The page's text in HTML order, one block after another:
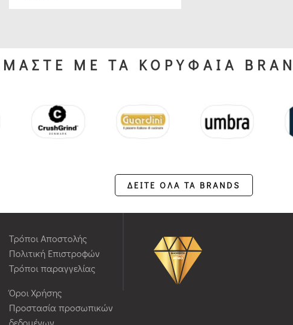
ΜΕ ΤΑ ΚΟΡΥΦΑΙΑ
ΔΕΙΤΕ ΟΛΑ ΤΑ BRANDS
Τρόποι Αποστολής
Πολιτική Επιστροφών
Τρόποι παραγγελίας
Όροι Χρήσης
Προστασία προσωπικών
δεδομένων